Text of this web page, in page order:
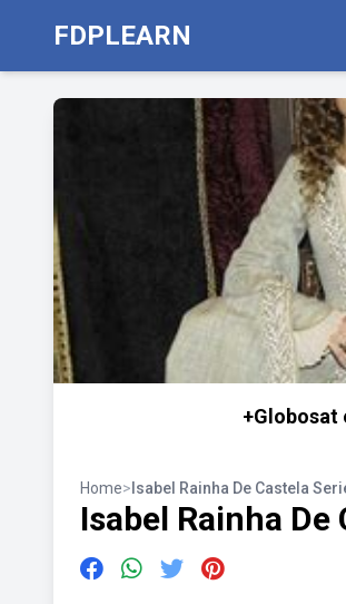
FDPLEARN
+Globosat
Home> Isabel Rainha De Castela
Isabel Rainha